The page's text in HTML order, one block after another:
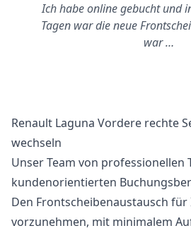
Ich habe online gebucht und
Tagen war die neue
war …
Renault Laguna Vordere rechte
wechseln
Unser Team von professionellen
kundenorientierten
Den Frontscheibenaustausch
vorzunehmen, mit minimalem